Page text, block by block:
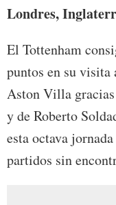
Londres,
El Tottenham
puntos en su
Aston Villa gracias
y de Roberto
esta octava
partidos sin